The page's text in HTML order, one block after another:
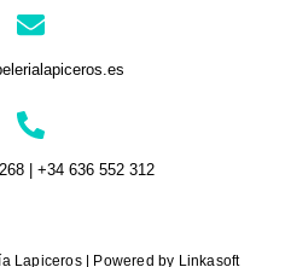
| +34 636 552 312
Lapiceros | Powered by Linkasoft